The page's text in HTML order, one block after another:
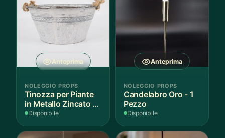
Anteprima
NOLEGGIO PROPS
Tinozza per Piante
in Metallo Zincato -
1 Pezzo
Disponibile
Anteprima
NOLEGGIO PROPS
Candelabro Oro - 1
Pezzo
Disponibile